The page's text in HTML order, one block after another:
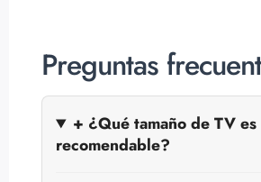
Preguntas
+ ¿Qué tamaño de TV es
recomendable?